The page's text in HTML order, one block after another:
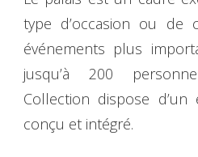
type d’occasion ou de
événements plus
jusqu’à 200
Collection dispose d’un
conçu et intégré.